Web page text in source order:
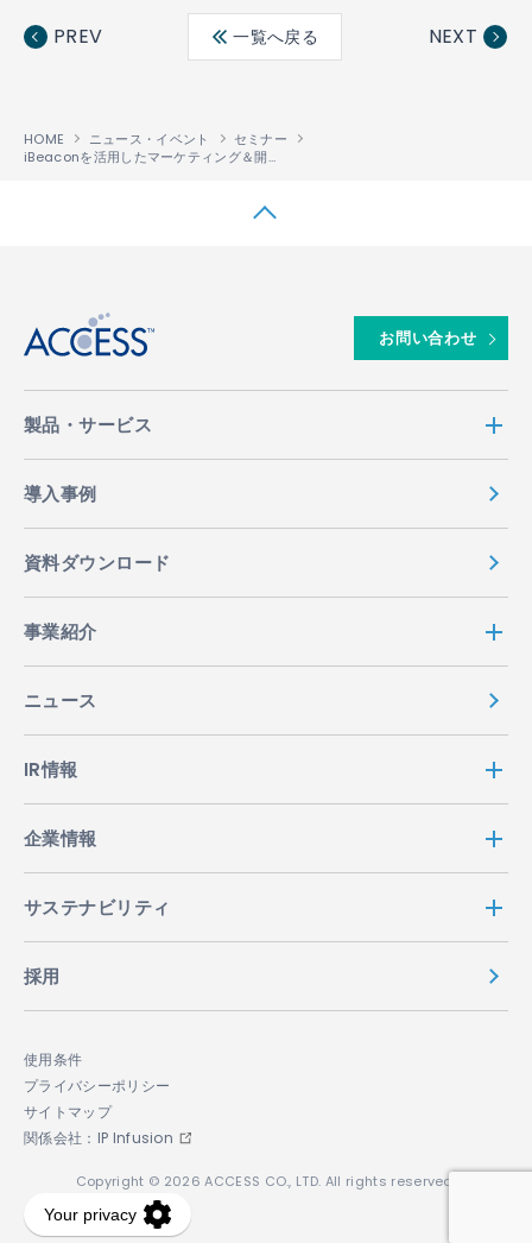
ebo ter
edin
PREV 一覧へ戻る NEXT
HOME ニュース・イベント
セミナー
iBeaconを活用したマーケティング＆開発セミナー第2回
お問い合わせ
製品・サービス
導入事例
資料ダウンロード
事業紹介
ニュース
IR情報
企業情報
サステナビリティ
採用
使用条件
プライバシーポリシー
サイトマップ
関係会社：IP Infusion
Copyright © 2026 ACCESS CO., LTD. All rights reserved.